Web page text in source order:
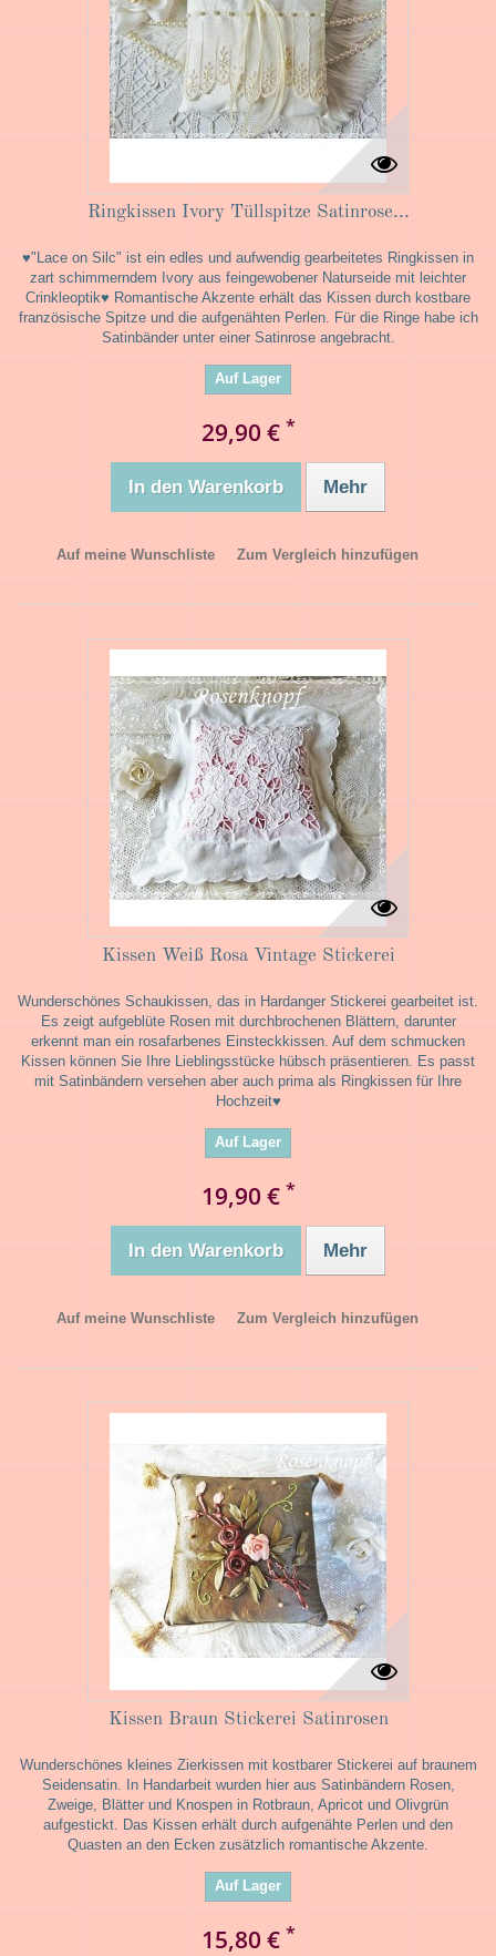
Ringkissen Ivory Tüllspitze Satinrose...
♥"Lace on Silc" ist ein edles und aufwendig gearbeitetes Ringkissen in
zart schimmerndem Ivory aus feingewobener Naturseide mit leichter
Crinkleoptik♥ Romantische Akzente erhält das Kissen durch kostbare
französische Spitze und die aufgenähten Perlen. Für die Ringe habe ich
Satinbänder unter einer Satinrose angebracht.
Auf Lager
29,90 € *
In den Warenkorb Mehr
Auf meine Wunschliste Zum Vergleich hinzufügen
Kissen Weiß Rosa Vintage Stickerei
Wunderschönes Schaukissen, das in Hardanger Stickerei gearbeitet ist.
Es zeigt aufgeblüte Rosen mit durchbrochenen Blättern, darunter
erkennt man ein rosafarbenes Einsteckkissen. Auf dem schmucken
Kissen können Sie Ihre Lieblingsstücke hübsch präsentieren. Es passt
mit Satinbändern versehen aber auch prima als Ringkissen für Ihre
Hochzeit♥
Auf Lager
19,90 € *
In den Warenkorb Mehr
Auf meine Wunschliste Zum Vergleich hinzufügen
Kissen Braun Stickerei Satinrosen
Wunderschönes kleines Zierkissen mit kostbarer Stickerei auf braunem
Seidensatin. In Handarbeit wurden hier aus Satinbändern Rosen,
Zweige, Blätter und Knospen in Rotbraun, Apricot und Olivgrün
aufgestickt. Das Kissen erhält durch aufgenähte Perlen und den
Quasten an den Ecken zusätzlich romantische Akzente.
Auf Lager
15,80 € *